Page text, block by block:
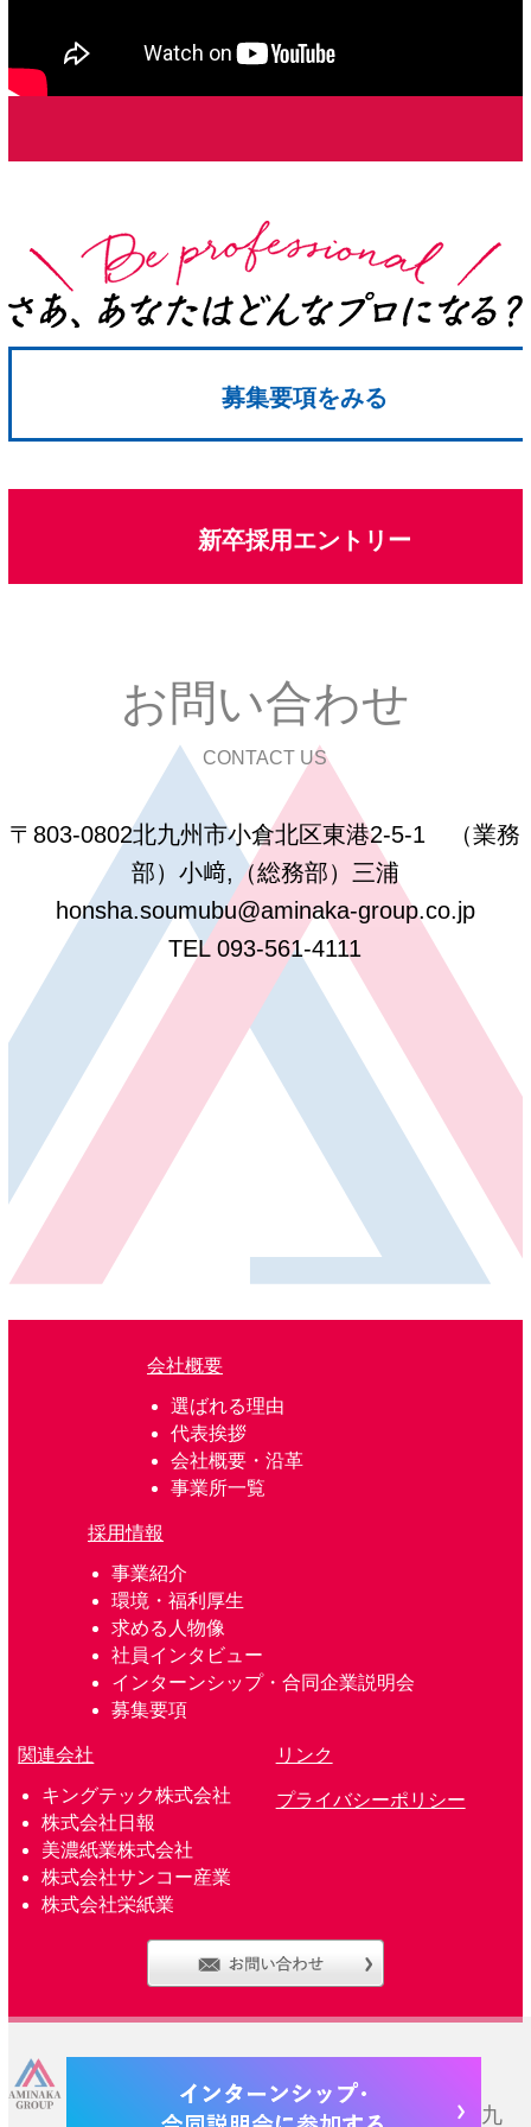
募集要項をみる
新卒採用エントリー
お問い合わせ
CONTACT US
〒803-0802北九州市小倉北区東港2-5-1 （業務
部）小﨑,（総務部）三浦
honsha.soumubu@aminaka-group.co.jp
TEL 093-561-4111
会社概要
選ばれる理由
代表挨拶
会社概要・沿革
事業所一覧
採用情報
事業紹介
環境・福利厚生
求める人物像
社員インタビュー
インターンシップ・合同企業説明会
募集要項
関連会社
キングテック株式会社
株式会社日報
美濃紙業株式会社
株式会社サンコー産業
株式会社栄紙業
リンク
プライバシーポリシー
株式会社網中 本社
〒803-0802 福岡県北九